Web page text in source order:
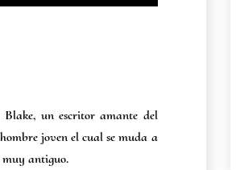
Blake, un escritor amante del
joven el cual se muda a
muy antiguo.